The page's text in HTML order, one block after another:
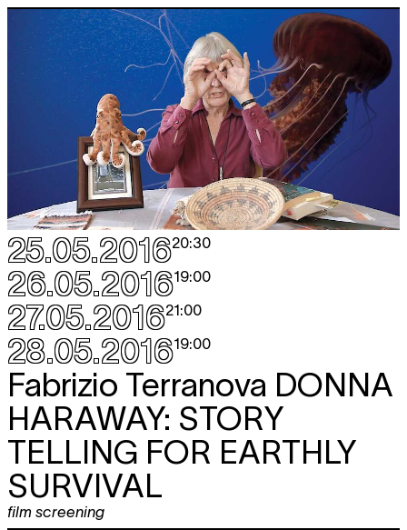
25.05.201620:30
26.05.201619:00
27.05.201621:00
28.05.201619:00
Fabrizio Terranova DONNA
HARAWAY: STORY
TELLING FOR EARTHLY
SURVIVAL
film screening